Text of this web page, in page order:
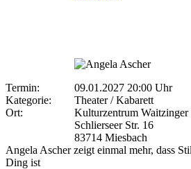
Termin:
09.01.2027 20:00 Uhr
Kategorie:
Theater / Kabarett
Ort:
Kulturzentrum
Schlierseer Str. 16
83714 Miesbach
Angela Ascher zeigt einmal mehr, dass
Ding ist